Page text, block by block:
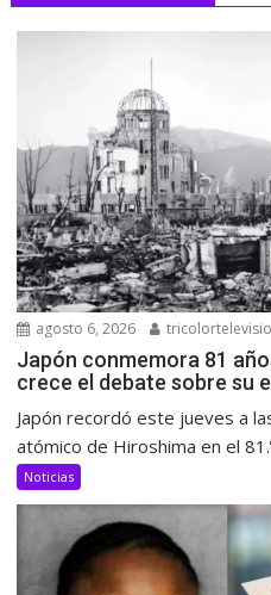
agosto 6, 2026
Japón conmemora 81
crece el debate sobre su
Japón recordó este jueves a
atómico de Hiroshima en el
Noticias